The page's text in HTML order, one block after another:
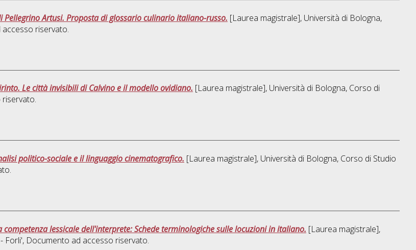
Artusi. Proposta di glossario culinario italiano-russo. [Laurea magistrale], Università di Bologna,
riservato.
Le città invisibili di Calvino e il modello ovidiano. [Laurea magistrale], Università di Bologna, Corso di
politico-sociale e il linguaggio cinematografico. [Laurea magistrale], Università di Bologna, Corso di Studio
lessicale dell'interprete: Schede terminologiche sulle locuzioni in italiano. [Laurea magistrale],
Forli', Documento ad accesso riservato.